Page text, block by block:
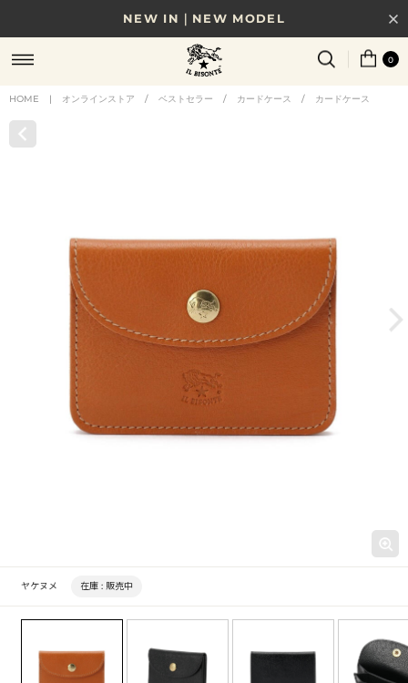
NEW IN｜NEW MODEL
8/17(月)10時まで｜税込11,000円以上で送料無料
贈る相手やシーンから選べる、新しいギフトガイド
0
HOME | オンラインストア / ベストセラー / カードケース / カードケース
ヤケヌメ 在庫 : 販売中